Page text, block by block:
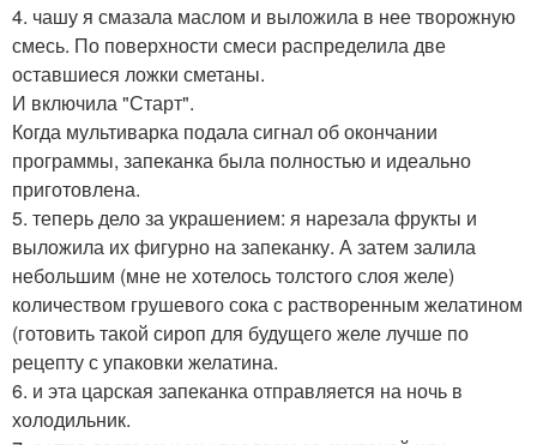
4. чашу я смазала маслом и выложила в нее творожную
смесь. По поверхности смеси распределила две
оставшиеся ложки сметаны.
И включила "Старт".
Когда мультиварка подала сигнал об окончании
программы, запеканка была полностью и идеально
приготовлена.
5. теперь дело за украшением: я нарезала фрукты и
выложила их фигурно на запеканку. А затем залила
небольшим (мне не хотелось толстого слоя желе)
количеством грушевого сока с растворенным желатином
(готовить такой сироп для будущего желе лучше по
рецепту с упаковки желатина.
6. и эта царская запеканка отправляется на ночь в
холодильник.